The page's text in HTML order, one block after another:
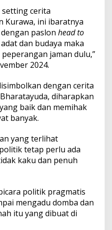
setting cerita
Kurawa, ini ibaratnya
paslon head to
dan budaya maka
jaman dulu,”
2024.
dengan cerita
diharapkan
baik dan memihak
banyak.
yang terlihat
tetap perlu ada
kaku dan penuh
politik pragmatis
mengadu domba dan
itu yang dibuat di